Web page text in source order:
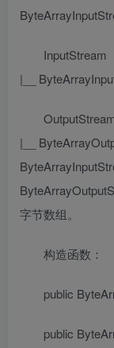
InputStream
|__
|__
字节数组。
构造函数：
public
public